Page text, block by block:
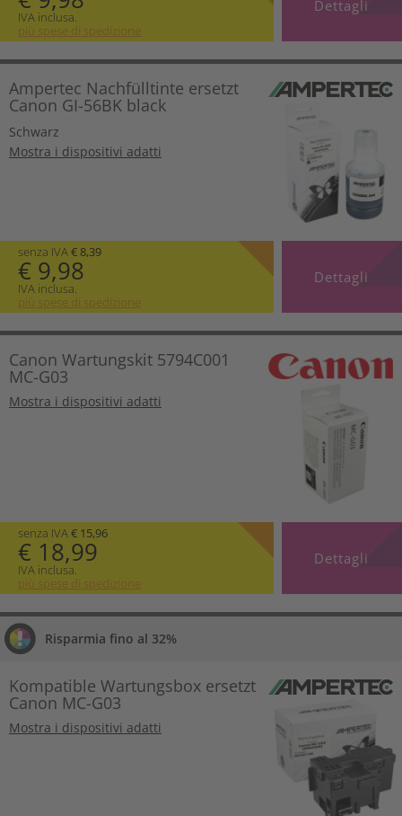
IVA inclusa.
più spese di spedizione
Dettagli
Ampertec Nachfülltinte ersetzt
Canon GI-56BK black
Schwarz
Mostra i dispositivi adatti
senza IVA€ 8,39
€ 9,98
IVA inclusa.
più spese di spedizione
Dettagli
Canon Wartungskit 5794C001
MC-G03
Mostra i dispositivi adatti
senza IVA€ 15,96
€ 18,99
IVA inclusa.
più spese di spedizione
Dettagli
Risparmia fino al 32%
Kompatible Wartungsbox ersetzt
Canon MC-G03
Mostra i dispositivi adatti